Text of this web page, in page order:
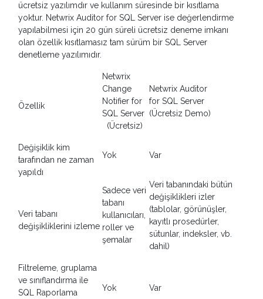
ücretsiz yazılımdır ve kullanım süresinde bir kısıtlama
yoktur. Netwrix Auditor for SQL Server ise değerlendirme
yapılabilmesi için 20 gün süreli ücretsiz deneme imkanı
olan özellik kısıtlamasız tam sürüm bir SQL Server
denetleme yazılımıdır.
Özellik
Netwrix
Change
Notifier for
SQL Server
(Ücretsiz)
Netwrix Auditor
for SQL Server
(Ücretsiz Demo)
Değişiklik kim
tarafından ne zaman
yapıldı
Yok Var
Veri tabanı
değişikliklerini izleme
Sadece veri
tabanı
kullanıcıları,
roller ve
şemalar
Veri tabanındaki bütün
değişiklikleri izler
(tablolar, görünüşler,
kayıtlı prosedürler,
sütunlar, indeksler, vb.
dahil)
Filtreleme, gruplama
ve sınıflandırma ile
SQL Raporlama
Yok Var